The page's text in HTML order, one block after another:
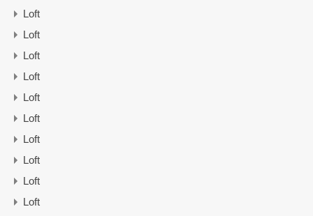
Loft
Loft
Loft
Loft
Loft
Loft
Loft
Loft
Loft
Loft